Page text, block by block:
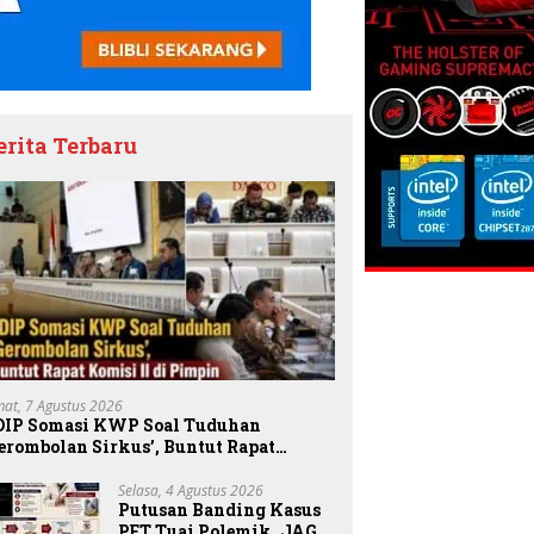
Terbaru
7 Agustus 2026
Somasi KWP Soal Tuduhan
Sirkus’, Buntut Rapat
Selasa, 4 Agustus 2026
Putusan Banding Kasus